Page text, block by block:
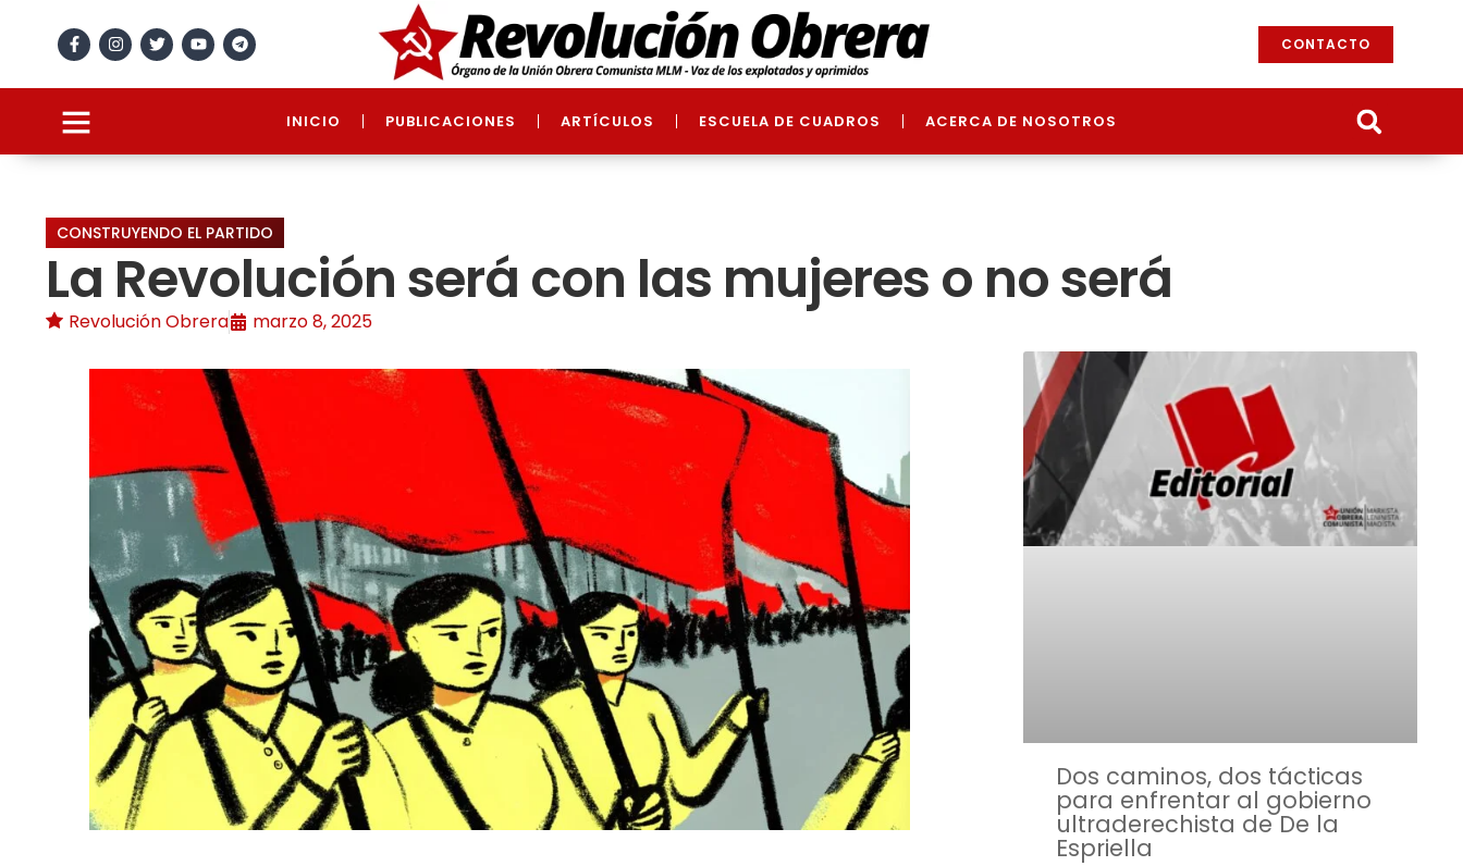
CONTACTO
INICIO PUBLICACIONES ARTÍCULOS ESCUELA DE CUADROS ACERCA DE NOSOTROS
CONSTRUYENDO EL PARTIDO
La Revolución será con las mujeres o no será
Revolución Obrera marzo 8, 2025
Dos caminos, dos tácticas
para enfrentar al gobierno
ultraderechista de De la
Espriella